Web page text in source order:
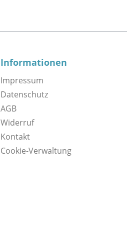
Informationen
Impressum
Datenschutz
AGB
Widerruf
Kontakt
Cookie-Verwaltung